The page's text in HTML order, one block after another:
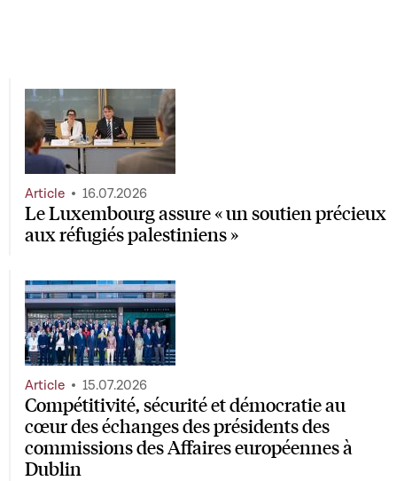
Le Luxembourg assure « un soutien précieux
aux réfugiés palestiniens »
Article 16.07.2026
Compétitivité, sécurité et démocratie au
cœur des échanges des présidents des
commissions des Affaires européennes à
Dublin
Article 15.07.2026